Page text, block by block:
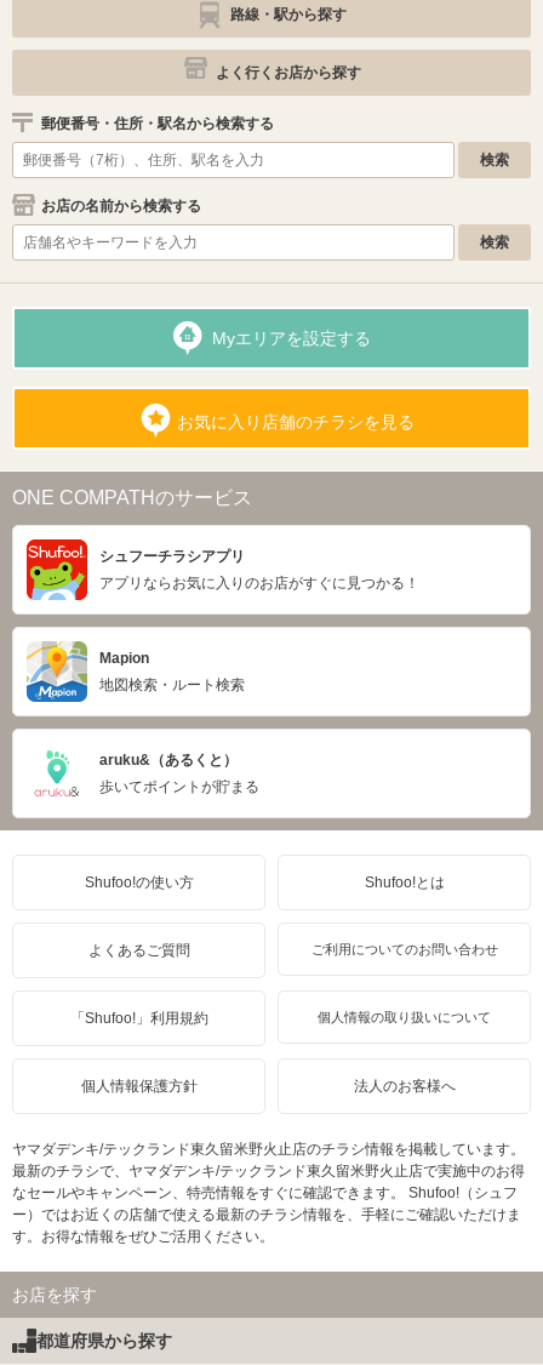
路線・駅から探す
よく行くお店から探す
郵便番号・住所・駅名から検索する
お店の名前から検索する
Myエリアを設定する
お気に入り店舗のチラシを見る
ONE COMPATHのサービス
シュフーチラシアプリ
アプリならお気に入りのお店がすぐに見つかる！
Mapion
地図検索・ルート検索
aruku&（あるくと）
歩いてポイントが貯まる
Shufoo!の使い方 Shufoo!とは
よくあるご質問 ご利用についてのお問い合わせ
「Shufoo!」利用規約 個人情報の取り扱いについて
個人情報保護方針 法人のお客様へ
ヤマダデンキ/テックランド東久留米野火止店のチラシ情報を掲載しています。
最新のチラシで、ヤマダデンキ/テックランド東久留米野火止店で実施中のお得
なセールやキャンペーン、特売情報をすぐに確認できます。 Shufoo!（シュフ
ー）ではお近くの店舗で使える最新のチラシ情報を、手軽にご確認いただけま
す。お得な情報をぜひご活用ください。
お店を探す
都道府県から探す